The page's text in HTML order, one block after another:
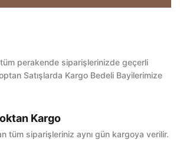
ürüne ilk yorumu siz yapın!
perakende siparişlerinizde geçerli
Satışlarda Kargo Bedeli Bayilerimize
Kargo
tüm siparişleriniz aynı gün kargoya verilir.